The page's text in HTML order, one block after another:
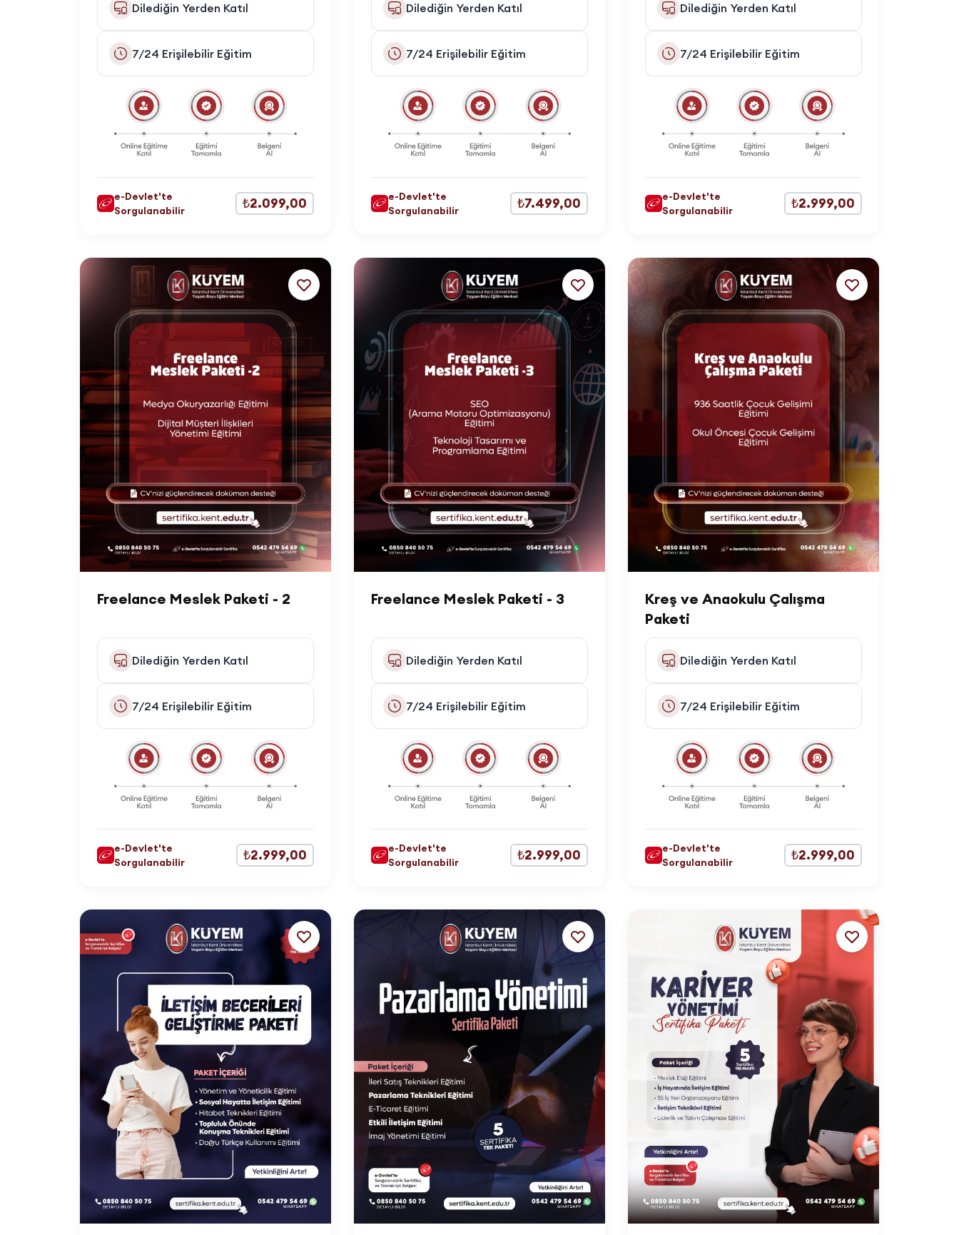
Dilediğin Yerden Katıl
7/24 Erişilebilir Eğitim
e-Devlet'te
Sorgulanabilir
₺2.099,00
Dilediğin Yerden Katıl
7/24 Erişilebilir Eğitim
e-Devlet'te
Sorgulanabilir
₺7.499,00
Dilediğin Yerden Katıl
7/24 Erişilebilir Eğitim
e-Devlet'te
Sorgulanabilir
₺2.999,00
Freelance Meslek Paketi - 2
Dilediğin Yerden Katıl
7/24 Erişilebilir Eğitim
e-Devlet'te
Sorgulanabilir
₺2.999,00
Freelance Meslek Paketi - 3
Dilediğin Yerden Katıl
7/24 Erişilebilir Eğitim
e-Devlet'te
Sorgulanabilir
₺2.999,00
Kreş ve Anaokulu Çalışma
Paketi
Dilediğin Yerden Katıl
7/24 Erişilebilir Eğitim
e-Devlet'te
Sorgulanabilir
₺2.999,00